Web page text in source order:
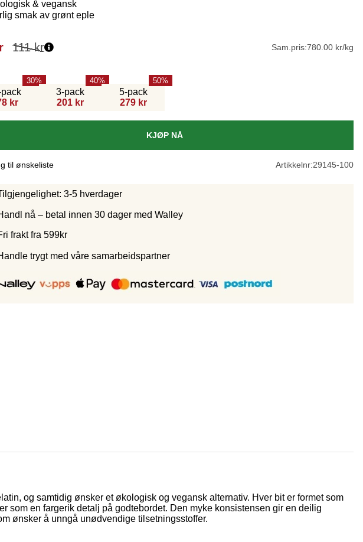
& vegansk
smak av grønt eple
111kr Sam.pris:780.00 kr/kg
pack
kr
30
3-pack
201 kr
40
5-pack
279 kr
50
KJØP NÅ
til ønskeliste Artikkelnr:29145-100
3-5 hverdager
nå – betal innen 30 dager med Walley
frakt fra 599kr
trygt med våre samarbeidspartner
og samtidig ønsker et økologisk og vegansk alternativ. Hver bit er formet som
som en fargerik detalj på godtebordet. Den myke konsistensen gir en deilig
ønsker å unngå unødvendige tilsetningsstoffer.